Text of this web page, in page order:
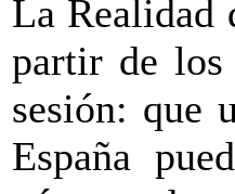
La Realidad
partir de los
sesión: que
España